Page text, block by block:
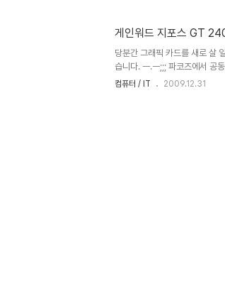
사용하는 이유는 DXVA를 이용
지만 무난하게 동작하더군요.
게인워드 지포스 GT
당분간 그래픽 카드를 새로 살
습니다. ㅡ.ㅡ;;; 파코즈에서 공
하는 생각으로 부담없이 신청했
치고는 허전한 느낌입니다. 단
컴퓨터 / IT 2009.12.31